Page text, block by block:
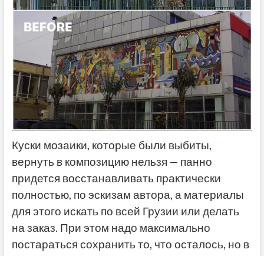
Куски мозаики, которые были выбиты,
вернуть в композицию нельзя — панно
придется восстанавливать практически
полностью, по эскизам автора, а материалы
для этого искать по всей Грузии или делать
на заказ. При этом надо максимально
постараться сохранить то, что осталось, но в